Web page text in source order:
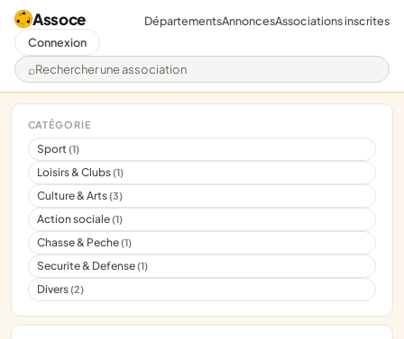
Assoce
Rechercher une association
DépartementsAnnoncesAssociations inscrites
Connexion
CATÉGORIE
Sport(1)
Loisirs & Clubs(1)
Culture & Arts(3)
Action sociale(1)
Chasse & Peche(1)
Securite & Defense(1)
Divers(2)